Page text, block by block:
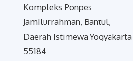
Kompleks Ponpes
Jamilurrahman, Bantul,
Daerah Istimewa Yogyakarta
55184